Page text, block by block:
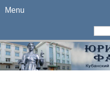
Menu